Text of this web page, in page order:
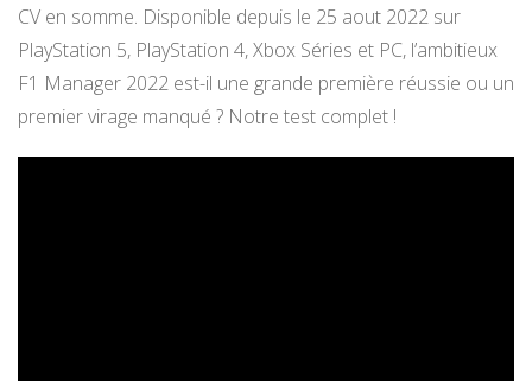
CV en somme. Disponible depuis le 25 aout 2022 sur
PlayStation 5, PlayStation 4, Xbox Séries et PC, l’ambitieux
F1 Manager 2022 est-il une grande première réussie ou un
premier virage manqué ? Notre test complet !